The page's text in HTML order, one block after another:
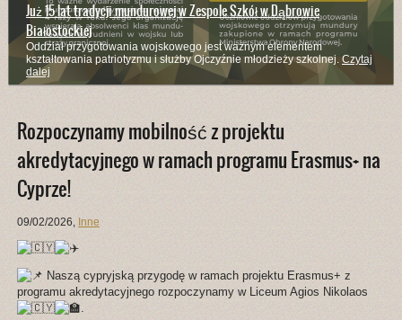
Już 15 lat tradycji mundurowej w Zespole Szkół w Dąbrowie
Białostockiej
Oddział przygotowania wojskowego jest ważnym elementem
kształtowania patriotyzmu i służby Ojczyźnie młodzieży szkolnej. Czytaj
dalej
Rozpoczynamy mobilność z projektu
akredytacyjnego w ramach programu Erasmus+ na
Cyprze!
09/02/2026, Inne
Naszą cypryjską przygodę w ramach projektu Erasmus+ z
programu akredytacyjnego rozpoczynamy w Liceum Agios Nikolaos
.